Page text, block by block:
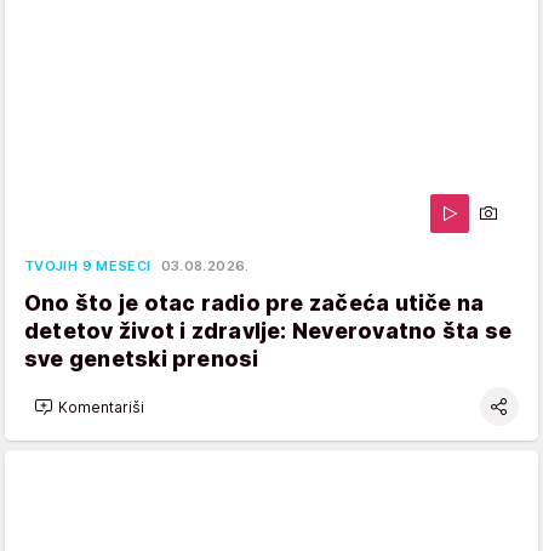
TVOJIH 9 MESECI 03.08.2026.
Ono što je otac radio pre začeća utiče na
detetov život i zdravlje: Neverovatno šta se
sve genetski prenosi
Komentariši